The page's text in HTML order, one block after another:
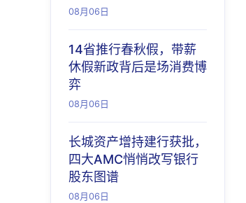
08月06日
14省推行春秋假，带薪
休假新政背后是场消费博
弈
08月06日
长城资产增持建行获批，
四大AMC悄悄改写银行
股东图谱
08月06日